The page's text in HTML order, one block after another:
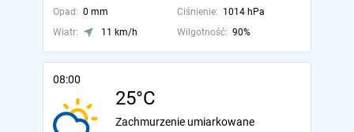
Opad: 0 mm Ciśnienie: 1014 hPa
Wiatr:
11 km/h Wilgotność: 90%
08:00
25°C
Zachmurzenie umiarkowane